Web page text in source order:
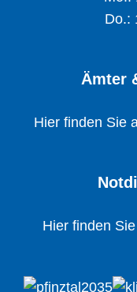
Do.:
Ämter
Hier finden Sie
Hier finden